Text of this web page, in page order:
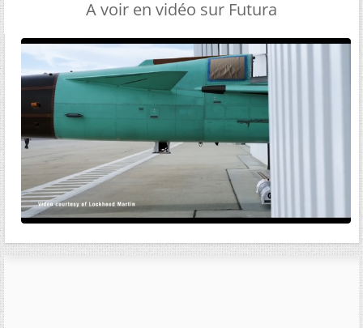
A voir en vidéo sur Futura